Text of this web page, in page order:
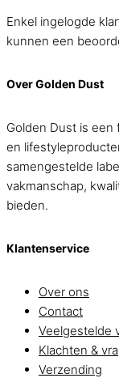
Enkel ingelogde
kunnen een
Over Golden Dust
Golden Dust is een
en
samengestelde
vakmanschap,
bieden.
Klantenservice
Over ons
Contact
Veelgestelde
Klachten &
Verzending